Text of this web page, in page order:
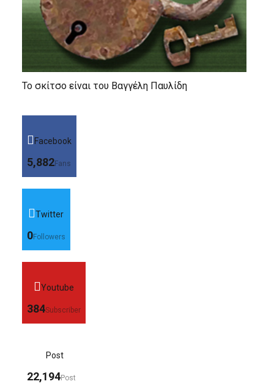
Το σκίτσο είναι του Βαγγέλη Παυλίδη
Facebook
5,882Fans
Twitter
0Followers
Youtube
384Subscriber
Post
22,194Post